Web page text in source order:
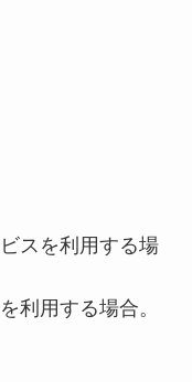
スを利用する場
利用する場合。